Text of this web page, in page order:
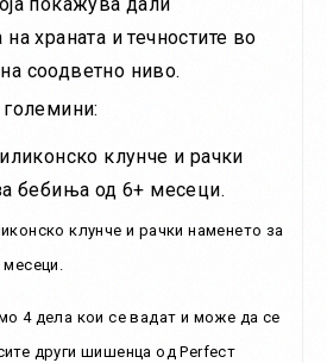
на храната и течностите во
соодветно ниво.
клунче и рачки
бебиња од 6+ месеци.
клунче и рачки наменето за
месеци.
4 дела кои се вадат и може да се
други шишенца од Perfecт